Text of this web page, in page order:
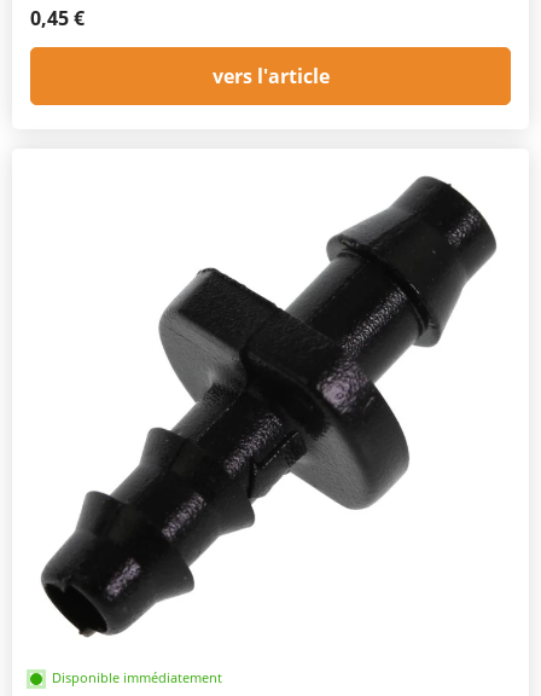
0,45 €
vers l'article
Disponible immédiatement